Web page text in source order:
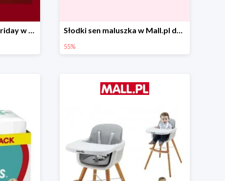
Pierwsze okazje Black Friday w Mall.pl do -50% Słodki sen maluszka w Mall.pl do -55%
55%